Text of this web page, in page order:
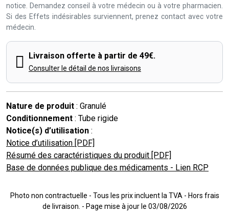
notice. Demandez conseil à votre médecin ou à votre pharmacien.
Si des Effets indésirables surviennent, prenez contact avec votre
médecin.
Livraison offerte à partir de 49€.
Consulter le détail de nos livraisons
Nature de produit : Granulé
Conditionnement : Tube rigide
Notice(s) d’utilisation :
Notice d’utilisation [PDF]
Résumé des caractéristiques du produit [PDF]
Base de données publique des médicaments - Lien RCP
Photo non contractuelle - Tous les prix incluent la TVA - Hors frais
de livraison. - Page mise à jour le 03/08/2026